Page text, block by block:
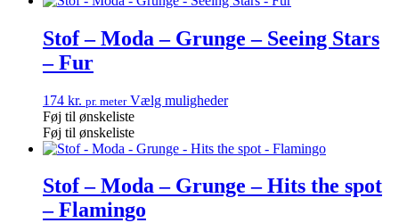
Stof – Moda – Grunge – Seeing Stars
– Fur
174 kr. pr. meter Vælg muligheder
Føj til ønskeliste
Føj til ønskeliste
Stof – Moda – Grunge – Hits the spot
– Flamingo